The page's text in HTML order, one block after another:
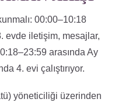
00:00–10:18
evde iletişim, mesajlar,
arasında Ay
4. evi çalıştırıyor.
yöneticiliği üzerinden